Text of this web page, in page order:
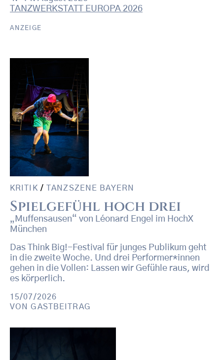
TANZWERKSTATT EUROPA 2026
KRITIK / TANZSZENE BAYERN
Spielgefühl hoch drei
„Muffensausen“ von Léonard Engel im HochX
München
Das Think Big!-Festival für junges Publikum geht
in die zweite Woche. Und drei Performer*innen
gehen in die Vollen: Lassen wir Gefühle raus, wird
es körperlich.
15/07/2026
VONGASTBEITRAG